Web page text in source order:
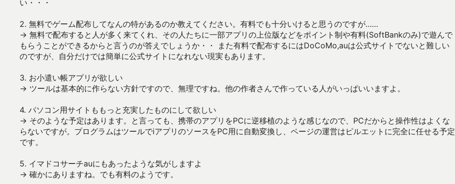
い・・・
2. 無料でゲーム配布してなんの特があるのか教えてください。有料でも十分いけると思うのですが……
→ 無料で配布すると人が多く来てくれ、その人たちに一部アプリの上位版などをポイント制や有料(SoftBankのみ)で遊んで
もらうことができるからと言うのが答えでしょうか・・ また有料で配布するにはDoCoMo,auは公式サイトでないと難しい
のですが、自分だけでは簡単に公式サイトになれない現実もあります。
3. お小遣い帳アプリが欲しい
→ ツールは基本的に作らない方針ですので、無理ですね。他の作者さんで作っている人がいっぱいいますよ。
4. パソコン用サイトももっと充実したものにして欲しい
→ そのような予定はあります。と言っても、携帯のアプリをPCに逆移植のような感じなので、PCだからと操作性はよくな
らないですが。プログラムはツールでiアプリのソースをPC用に自動変換し、ページの運営はピルエットに完全に任せる予定
です。
5. イマドコサーチauにもあったような気がしますよ
→ 確かにありますね。でも有料のようです。